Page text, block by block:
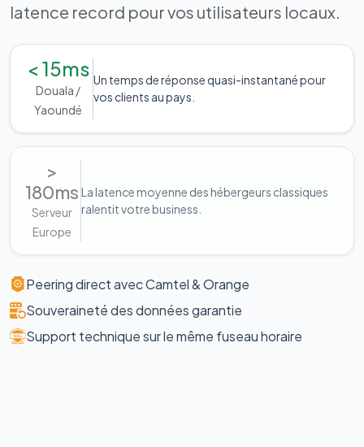
latence record pour vos utilisateurs locaux.
< 15ms
Douala /
Yaoundé
Un temps de réponse quasi-instantané pour
vos clients au pays.
>
180ms
Serveur
Europe
La latence moyenne des hébergeurs classiques
ralentit votre business.
Peering direct avec Camtel & Orange
Souveraineté des données garantie
Support technique sur le même fuseau horaire